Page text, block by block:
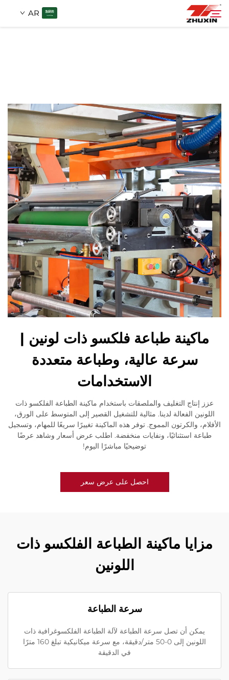
AR
شركة
أخبار
اتصل
الأسئلة الشائعة
ماكينة طباعة فلكسو ذات لونين |
سرعة عالية، وطباعة متعددة
الاستخدامات
عزز إنتاج التغليف والملصقات باستخدام ماكينة الطباعة الفلكسو ذات
اللونين الفعالة لدينا. مثالية للتشغيل القصير إلى المتوسط على الورق،
الأفلام، والكرتون المموج. توفر هذه الماكينة تغييرًا سريعًا للمهام، وتسجيل
طباعة استثنائيًا، ونفايات منخفضة. اطلب عرض أسعار وشاهد عرضًا
توضيحيًا مباشرًا اليوم!
احصل على عرض سعر
مزايا ماكينة الطباعة الفلكسو ذات
اللونين
سرعة الطباعة
يمكن أن تصل سرعة الطباعة لآلة الطباعة الفلكسوغرافية ذات
اللونين إلى 0-50 متر/دقيقة، مع سرعة ميكانيكية تبلغ 160 مترًا
في الدقيقة